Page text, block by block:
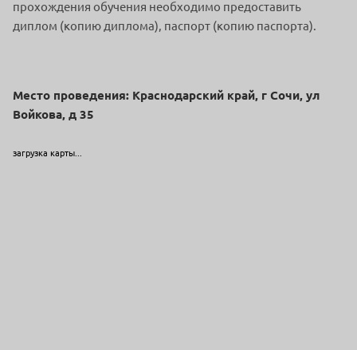
прохождения обучения необходимо предоставить
диплом (копию диплома), паспорт (копию паспорта).
Место проведения: Краснодарский край, г Сочи, ул
Войкова, д 35
загрузка карты...